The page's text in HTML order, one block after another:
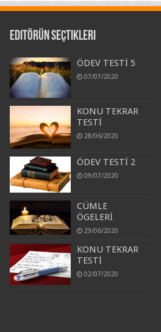
Editörün Seçtikleri
ÖDEV TESTİ 5
07/07/2020
KONU TEKRAR
TESTİ
28/06/2020
ÖDEV TESTİ 2
09/07/2020
CÜMLE
ÖGELERİ
29/06/2020
KONU TEKRAR
TESTİ
02/07/2020